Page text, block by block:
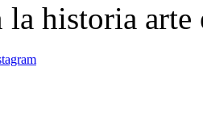
la historia